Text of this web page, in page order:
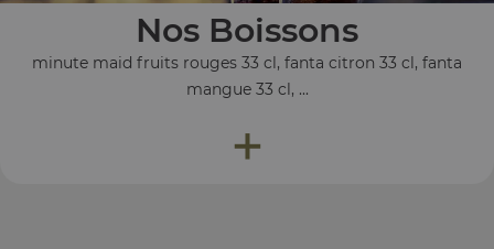
Nos Boissons
minute maid fruits rouges 33 cl, fanta citron 33 cl, fanta
mangue 33 cl, ...
+